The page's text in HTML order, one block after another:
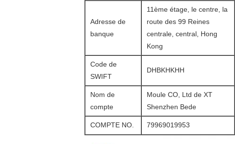
Adresse de
banque
11ème étage, le centre, la
route des 99 Reines
centrale, central, Hong
Kong
Code de
SWIFT
DHBKHKHH
Nom de
compte
Moule CO, Ltd de XT
Shenzhen Bede
COMPTE NO. 79969019953